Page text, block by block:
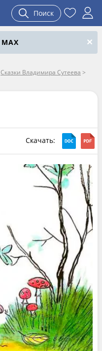
Поиск
MAX
Сказки Владимира Сутеева >
Скачать: